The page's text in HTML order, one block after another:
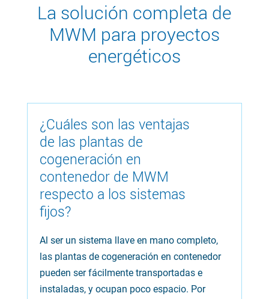
La solución completa de
MWM para proyectos
energéticos
¿Cuáles son las ventajas
de las plantas de
cogeneración en
contenedor de MWM
respecto a los sistemas
fijos?
Al ser un sistema llave en mano completo,
las plantas de cogeneración en contenedor
pueden ser fácilmente transportadas e
instaladas, y ocupan poco espacio. Por